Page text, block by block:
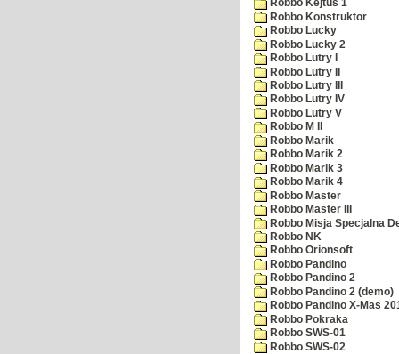
Robbo Kejtus 1
Robbo Konstruktor
Robbo Lucky
Robbo Lucky 2
Robbo Lutry I
Robbo Lutry II
Robbo Lutry III
Robbo Lutry IV
Robbo Lutry V
Robbo M II
Robbo Marik
Robbo Marik 2
Robbo Marik 3
Robbo Marik 4
Robbo Master
Robbo Master III
Robbo Misja Specjalna
Robbo NK
Robbo Orionsoft
Robbo Pandino
Robbo Pandino 2
Robbo Pandino 2 (demo)
Robbo Pandino X-Mas
Robbo Pokraka
Robbo SWS-01
Robbo SWS-02